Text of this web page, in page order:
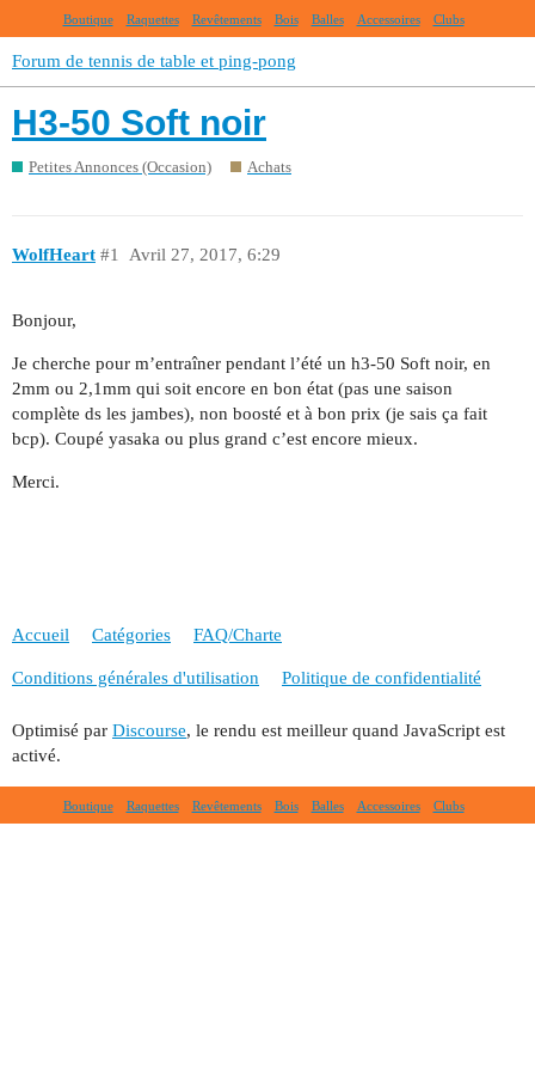
Boutique Raquettes Revêtements Bois Balles Accessoires Clubs
Forum de tennis de table et ping-pong
H3-50 Soft noir
Petites Annonces (Occasion) Achats
WolfHeart Avril 27, 2017, 6:29
#1
Bonjour,
Je cherche pour m’entraîner pendant l’été un h3-50 Soft noir, en
2mm ou 2,1mm qui soit encore en bon état (pas une saison
complète ds les jambes), non boosté et à bon prix (je sais ça fait
bcp). Coupé yasaka ou plus grand c’est encore mieux.
Merci.
Accueil Catégories FAQ/Charte
Conditions générales d'utilisation Politique de confidentialité
Optimisé par Discourse, le rendu est meilleur quand JavaScript est
activé.
Boutique Raquettes Revêtements Bois Balles Accessoires Clubs